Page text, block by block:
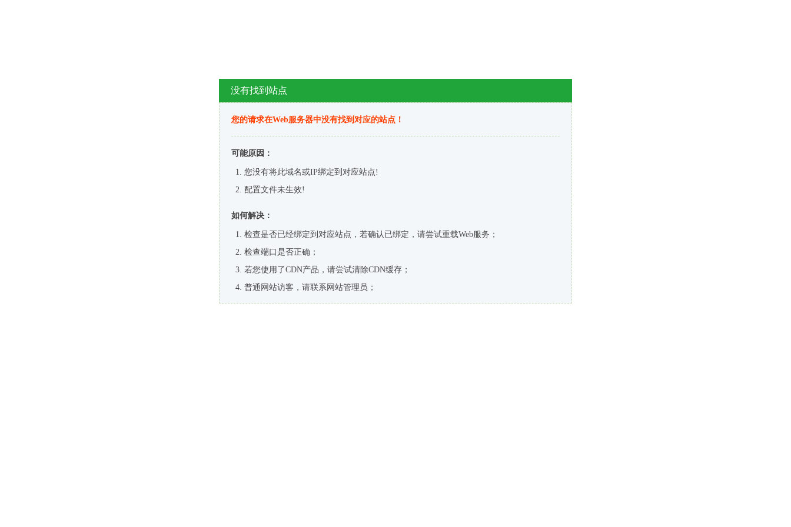
没有找到站点
您的请求在Web服务器中没有找到对应的站点！
可能原因：
您没有将此域名或IP绑定到对应站点!
配置文件未生效!
如何解决：
检查是否已经绑定到对应站点，若确认已绑定，请尝试重载Web服务；
检查端口是否正确；
若您使用了CDN产品，请尝试清除CDN缓存；
普通网站访客，请联系网站管理员；